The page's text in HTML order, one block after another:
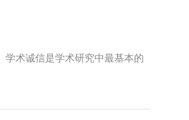
术诚信是学术研究中最基本的